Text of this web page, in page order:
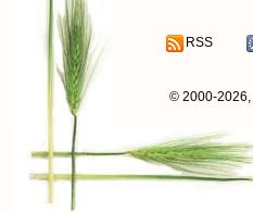
RSS
© 2000-2026,